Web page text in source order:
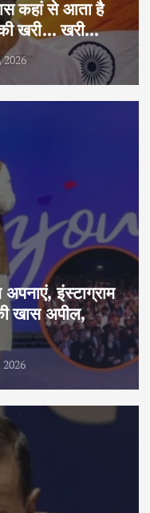
कहां से आता है
की खरी… खरी…
इंस्टाग्राम
खास अपील,